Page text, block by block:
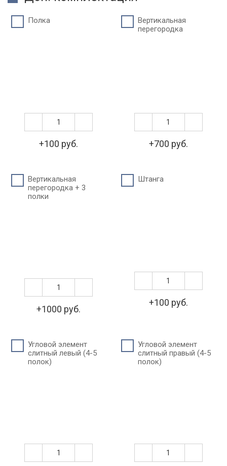
Полка
+100 руб.
Вертикальная
перегородка
+700 руб.
Вертикальная
перегородка + 3
полки
+1000 руб.
Штанга
+100 руб.
Угловой элемент
слитный левый (4-5
полок)
Угловой элемент
слитный правый (4-5
полок)